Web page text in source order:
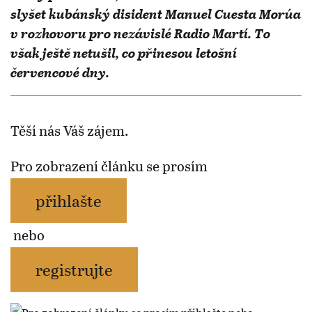
slyšet kubánský disident Manuel Cuesta Morúa
v rozhovoru pro nezávislé Radio Martí. To
však ještě netušil, co přinesou letošní
červencové dny.
Těší nás Váš zájem.
Pro zobrazení článku se prosím
přihlašte
nebo
registrujte